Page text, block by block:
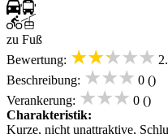
zu Fuß
Bewertung: ★★★★★
Beschreibung: ★★★ 0 ()
Verankerung: ★★★ 0 ()
Charakteristik:
Kurze, nicht unattraktive,